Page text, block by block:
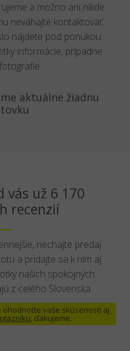
a možno ani nikde
neváhajte kontaktovať
nájdete pod ponukou.
informácie, prípadne
aktuálne žiadnu
vás už 6 170
recenzií
nechajte predaj
a pridajte sa k ním aj
našich spokojných
z celého Slovenska.
ohodnoťte vaše skúsenosti aj
, ďakujeme.